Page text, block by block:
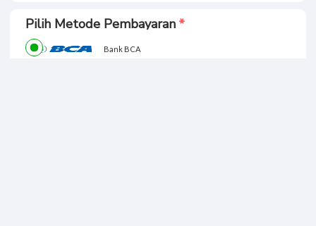
Pilih Metode Pembayaran
Bank BCA